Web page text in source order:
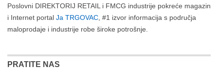
Poslovni DIREKTORIJ RETAIL i FMCG industrije pokreće magazin
i Internet portal Ja TRGOVAC , #1 izvor informacija s područja
maloprodaje i industrije robe široke potrošnje.
PRATITE NAS